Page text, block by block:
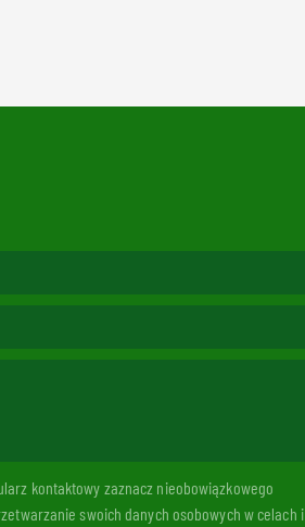
kontaktowy zaznacz nieobowiązkowego
swoich danych osobowych w celach i